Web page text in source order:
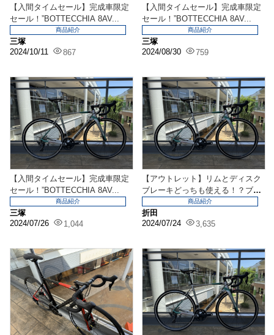
【入間タイムセール】完成車限定
セール！”BOTTECCHIA 8AV...
三塚
2024/10/11
867
商品紹介
【入間タイムセール】完成車限定
セール！”BOTTECCHIA 8AV...
三塚
2024/08/30
759
商品紹介
【入間タイムセール】完成車限定
セール！”BOTTECCHIA 8AV...
三塚
2024/07/26
1,044
商品紹介
【アウトレット】リムとディスク
ブレーキどっちも使える！？ブレ
ーキがコンパチ仕様の...
折田
2024/07/24
3,635
商品紹介